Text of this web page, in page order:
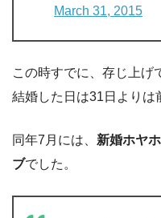
March 31, 2015
この時すでに、存じ上げ
結婚した日は31日よりは
同年7月には、 新婚ホヤ
ブでした。